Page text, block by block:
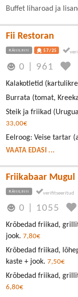
Buffet liharoad ja
Fii Restoran
RÄNILINN 57/25
0 961
Kalakotletid
Burrata (tomat,
Steik ja friikad
33,00€
Eelroog: Veise tartar
VAATA EDASI ...
Friikabaar Mugul
RÄNILINN
0 1055
Krõbedad friikad,
jook. 7,80€
Krõbedad friikad,
kaste + jook. 7,50€
Krõbedad friikad,
6,80€